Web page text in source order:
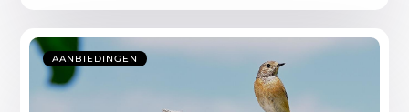
AANBIEDINGEN